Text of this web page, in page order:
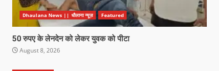
Dhaulana News || धौलाना न्यूज़ Featured
50 रुपए के लेनदेन को लेकर युवक को पीटा
August 8, 2026